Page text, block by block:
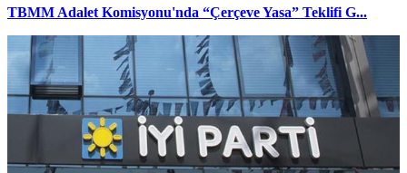
TBMM Adalet Komisyonu'nda “Çerçeve Yasa” Teklifi G...